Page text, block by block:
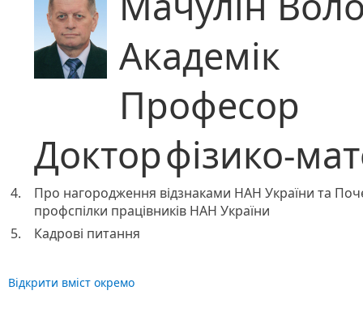
Академік
Професор
Докторфізико-
4.
Про нагородження відзнаками НАН України та
профспілки працівників НАН України
5.
Кадрові питання
Відкрити вміст окремо